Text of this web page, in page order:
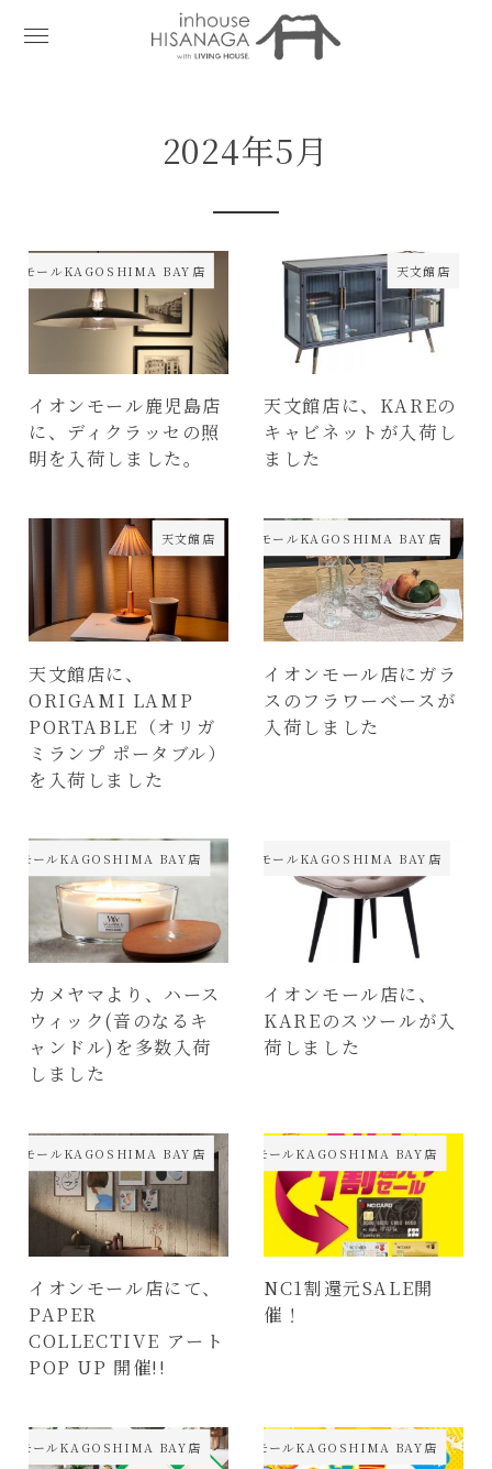
2024年5月
ンモールKAGOSHIMA BAY店
イオンモール鹿児島店
に、ディクラッセの照
明を入荷しました。
天文館店
天文館店に、KAREの
キャビネットが入荷し
ました
天文館店
天文館店に、
ORIGAMI LAMP
PORTABLE（オリガ
ミランプ ポータブル）
を入荷しました
イオンモールKAGOSHIMA BAY店
イオンモール店にガラ
スのフラワーベースが
入荷しました
ンモールKAGOSHIMA BAY店
カメヤマより、ハース
ウィック(音のなるキ
ャンドル)を多数入荷
しました
イオンモールKAGOSHIMA BAY店
イオンモール店に、
KAREのスツールが入
荷しました
ンモールKAGOSHIMA BAY店
イオンモール店にて、
PAPER
COLLECTIVE アート
POP UP 開催!!
天文館店・イオンモールKAGOSHIMA BAY店
NC1割還元SALE開
催！
ンモールKAGOSHIMA BAY店天文館店・イオンモールKAGOSHIMA BAY店